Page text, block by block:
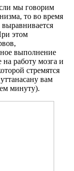
мы говорим
то во время
этом
выполнение
работу мозга и
стремятся
вам
минуту).